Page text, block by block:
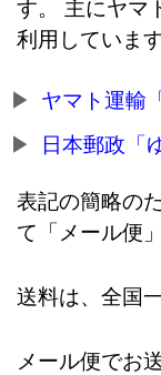
す。 主にヤマ
利用しています
ヤマト運輸
日本郵政「
表記の簡略の
て「メール便
送料は、全国
メール便でお